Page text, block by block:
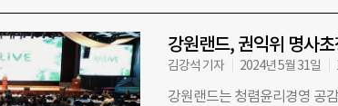
강원랜드, 권익위 명사초
김강석 기자 2024년 5월 31일
강원랜드는 청렴윤리경영 공